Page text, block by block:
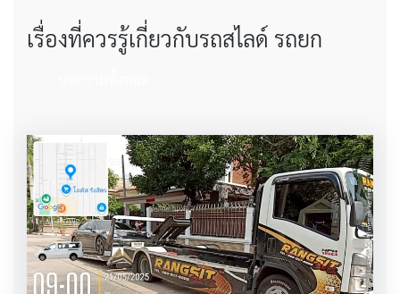
เรื่องที่ควรรู้เกี่ยวกับรถสไลด์ รถยก